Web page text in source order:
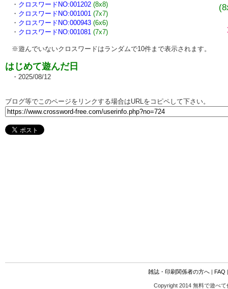
・ クロスワードNO:001202 (8x8)
・ クロスワードNO:001001 (7x7)
・ クロスワードNO:000943 (6x6)
・ クロスワードNO:001081 (7x7)
※遊んでいないクロスワードはランダムで10件まで表示されます。
はじめて遊んだ日
・2025/08/12
ブログ等でこのページをリンクする場合はURLをコピペして下さい。
雑誌・印刷関係者の方へ| FAQ
Copyright 2014 無料で遊べ